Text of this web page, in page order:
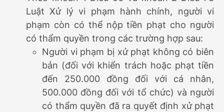
Luật Xử lý vi phạm hành chính, người vi
phạm còn có thể nộp tiền phạt cho người
có thẩm quyền trong các trường hợp sau:
Người vi phạm bị xử phạt không có biên
bản (đối với khiển trách hoặc phạt tiền
đến 250.000 đồng đối với cá nhân,
500.000 đồng đối với tổ chức) và người
có thẩm quyền đã ra quyết định xử phạt